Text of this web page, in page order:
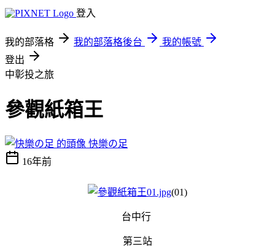
登入
我的部落格 我的部落格後台
我的帳號
登出
中彰投之旅
參觀紙箱王
快樂の足
16年前
(01)
台中行
第三站